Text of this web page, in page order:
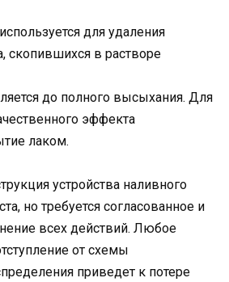
для удаления
скопившихся в растворе
до полного высыхания. Для
эффекта
лаком.
устройства наливного
но требуется согласованное и
всех действий. Любое
от схемы
приведет к потере